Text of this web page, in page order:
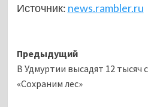
Источник: news.rambler.ru
Навигация
записи
Предыдущий
В Удмуртии высадят 12 тысяч
«Сохраним лес»